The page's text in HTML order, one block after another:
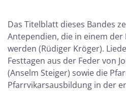
Das Titelblatt dieses Bandes
Antependien, die in einem
werden (Rüdiger Kröger).
Festtagen aus der Feder von
(Anselm Steiger) sowie die
Pfarrvikarsausbildung in der